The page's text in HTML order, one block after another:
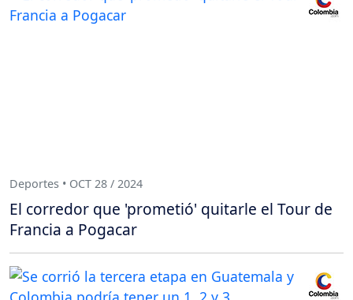
Deportes • OCT 28 / 2024
El corredor que 'prometió' quitarle el Tour de
Francia a Pogacar